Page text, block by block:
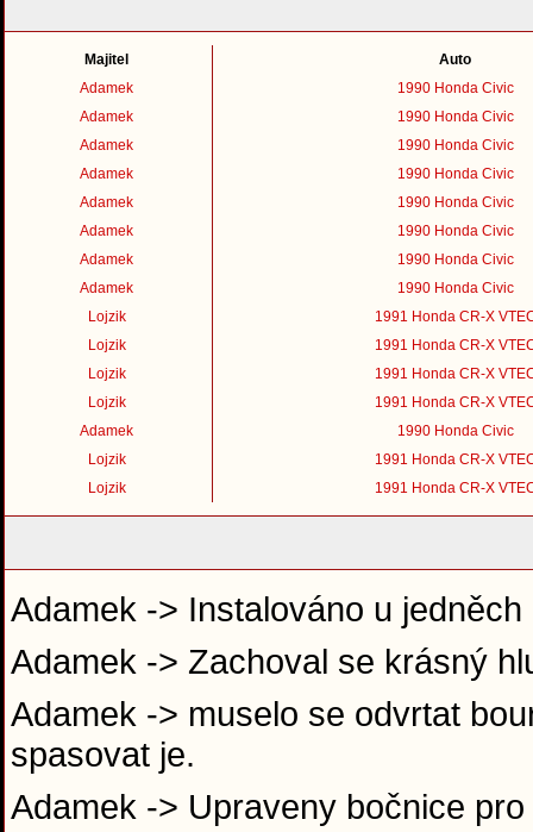
Majitel
Auto
Adamek
1990 Honda Civic
Adamek
1990 Honda Civic
Adamek
1990 Honda Civic
Adamek
1990 Honda Civic
Adamek
1990 Honda Civic
Adamek
1990 Honda Civic
Adamek
1990 Honda Civic
Adamek
1990 Honda Civic
Lojzik
1991 Honda CR-X
Lojzik
1991 Honda CR-X
Lojzik
1991 Honda CR-X
Lojzik
1991 Honda CR-X
Adamek
1990 Honda Civic
Lojzik
1991 Honda CR-X
Lojzik
1991 Honda CR-X
Adamek -> Instalováno u
Adamek -> Zachoval se krásný
Adamek -> muselo se odvrtat
spasovat je.
Adamek -> Upraveny bočnice